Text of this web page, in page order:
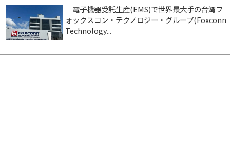
電子機器受託生産(EMS)で世界最大手の台湾フ
ォックスコン・テクノロジー・グループ(Foxconn
Technology...